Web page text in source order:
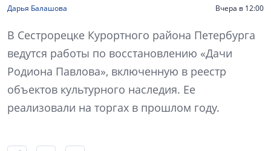
Дарья Балашова Вчера в 12:00
В Сестрорецке Курортного района Петербурга
ведутся работы по восстановлению «Дачи
Родиона Павлова», включенную в реестр
объектов культурного наследия. Ее
реализовали на торгах в прошлом году.